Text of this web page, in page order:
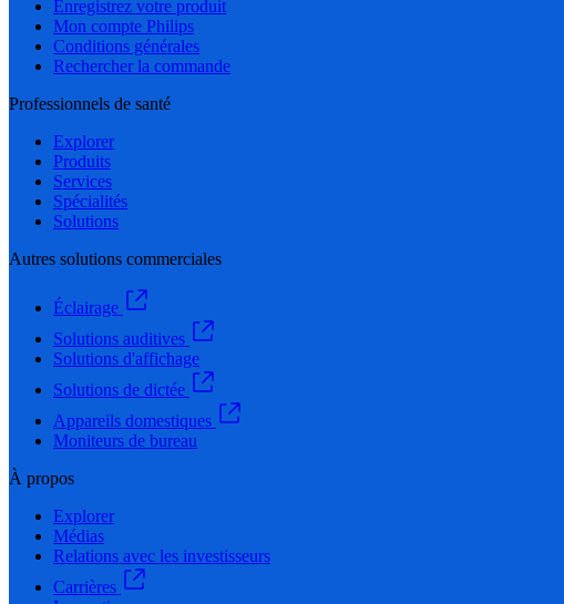
Enregistrez votre produit
Mon compte Philips
Conditions générales
Rechercher la commande
Professionnels de santé
Explorer
Produits
Services
Spécialités
Solutions
Autres solutions commerciales
Éclairage
Solutions auditives
Solutions d'affichage
Solutions de dictée
Appareils domestiques
Moniteurs de bureau
À propos
Explorer
Médias
Relations avec les investisseurs
Carrières